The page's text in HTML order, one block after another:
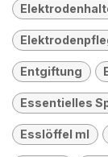
Entgiftung
Essentielles
Esslöffel ml